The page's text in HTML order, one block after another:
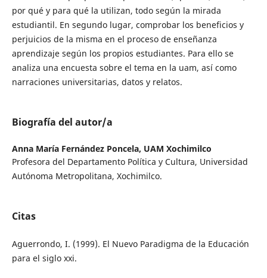
por qué y para qué la utilizan, todo según la mirada
estudiantil. En segundo lugar, comprobar los beneficios y
perjuicios de la misma en el proceso de enseñanza
aprendizaje según los propios estudiantes. Para ello se
analiza una encuesta sobre el tema en la uam, así como
narraciones universitarias, datos y relatos.
Biografía del autor/a
Anna María Fernández Poncela, UAM Xochimilco
Profesora del Departamento Política y Cultura, Universidad
Autónoma Metropolitana, Xochimilco.
Citas
Aguerrondo, I. (1999). El Nuevo Paradigma de la Educación
para el siglo xxi.